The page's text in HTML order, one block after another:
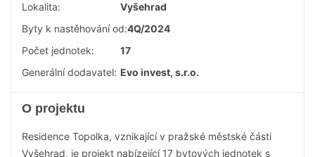
Lokalita:
Vyšehrad
Byty k nastěhování od:4Q/2024
Počet jednotek:
17
Generální dodavatel: Evo invest, s.r.o.
O projektu
Residence Topolka, vznikající v pražské městské části
Vyšehrad, je projekt nabízející 17 bytových jednotek s